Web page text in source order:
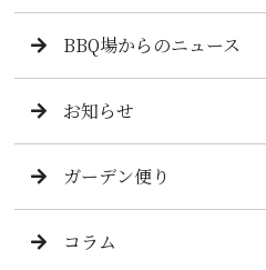
BBQ場からのニュース
お知らせ
ガーデン便り
コラム